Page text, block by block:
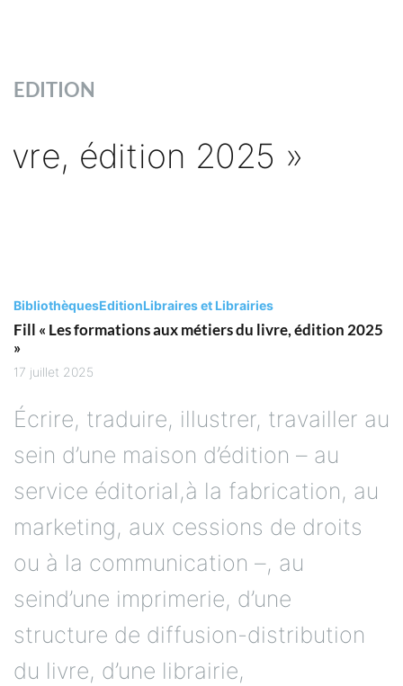
EDITION
BibliothèquesEditionLibraires et Librairies
Fill « Les formations aux métiers du livre, édition 2025
»
17 juillet 2025
Écrire, traduire, illustrer, travailler au
sein d’une maison d’édition – au
service éditorial,à la fabrication, au
marketing, aux cessions de droits
ou à la communication –, au
seind’une imprimerie, d’une
structure de diffusion-distribution
du livre, d’une librairie,